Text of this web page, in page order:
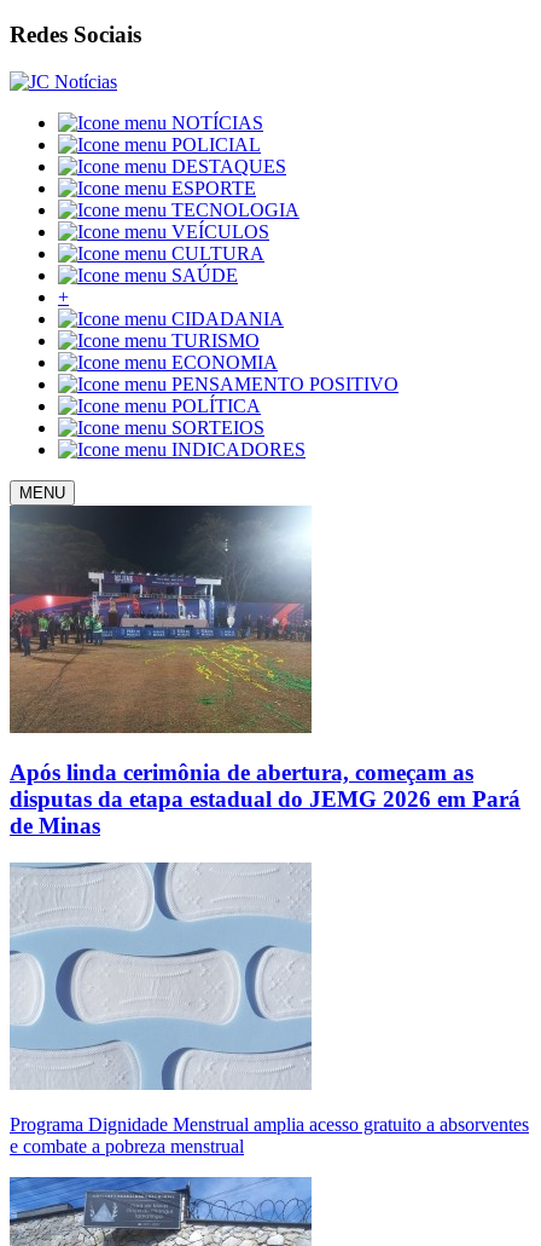
Redes Sociais
NOTÍCIAS
POLICIAL
DESTAQUES
ESPORTE
TECNOLOGIA
VEÍCULOS
CULTURA
SAÚDE
+
CIDADANIA
TURISMO
ECONOMIA
PENSAMENTO POSITIVO
POLÍTICA
SORTEIOS
INDICADORES
MENU
Após linda cerimônia de abertura, começam as
disputas da etapa estadual do JEMG 2026 em Pará
de Minas
Programa Dignidade Menstrual amplia acesso gratuito a absorventes
e combate a pobreza menstrual